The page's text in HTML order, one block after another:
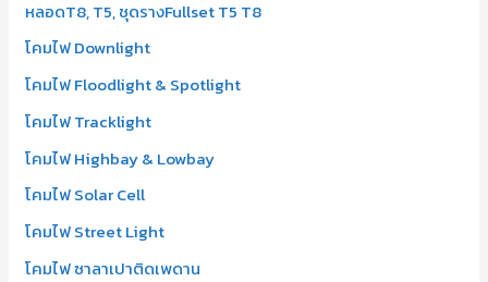
หลอดT8, T5, ชุดรางFullset T5 T8
โคมไฟ Downlight
โคมไฟ Floodlight & Spotlight
โคมไฟ Tracklight
โคมไฟ Highbay & Lowbay
โคมไฟ Solar Cell
โคมไฟ Street Light
โคมไฟ ซาลาเปาติดเพดาน